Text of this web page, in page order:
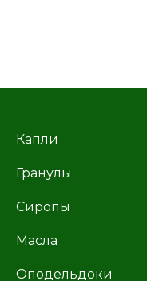
Капли
Гранулы
Сиропы
Масла
Оподельдоки